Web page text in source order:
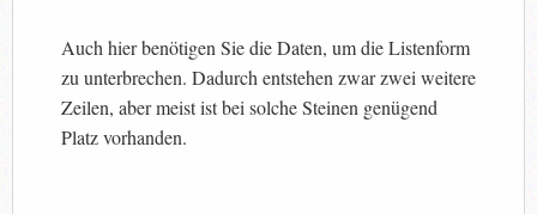
Auch hier benötigen Sie die Daten, um die Listenform
zu unterbrechen. Dadurch entstehen zwar zwei weitere
Zeilen, aber meist ist bei solche Steinen genügend
Platz vorhanden.